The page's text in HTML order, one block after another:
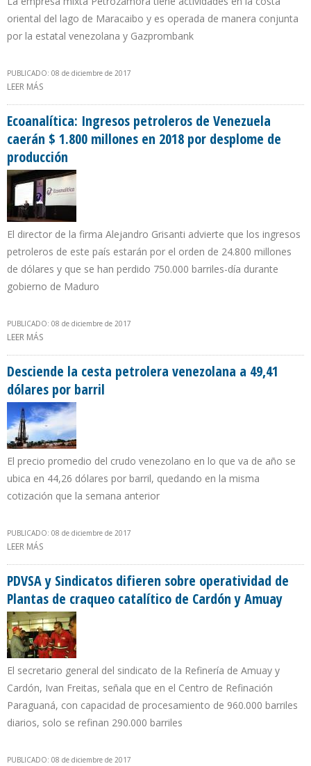
oriental del lago de Maracaibo y es operada de manera conjunta
por la estatal venezolana y Gazprombank
PUBLICADO: 08 de diciembre de 2017
LEER MÁS
Ecoanalítica: Ingresos petroleros de Venezuela
caerán $ 1.800 millones en 2018 por desplome de
producción
El director de la firma Alejandro Grisanti advierte que los ingresos
petroleros de este país estarán por el orden de 24.800 millones
de dólares y que se han perdido 750.000 barriles-día durante
gobierno de Maduro
PUBLICADO: 08 de diciembre de 2017
LEER MÁS
PRODUCCIÓN
Desciende la cesta petrolera venezolana a 49,41
dólares por barril
El precio promedio del crudo venezolano en lo que va de año se
ubica en 44,26 dólares por barril, quedando en la misma
cotización que la semana anterior
PUBLICADO: 08 de diciembre de 2017
LEER MÁS
PDVSA y Sindicatos difieren sobre operatividad de
Plantas de craqueo catalítico de Cardón y Amuay
El secretario general del sindicato de la Refinería de Amuay y
Cardón, Ivan Freitas, señala que en el Centro de Refinación
Paraguaná, con capacidad de procesamiento de 960.000 barriles
diarios, solo se refinan 290.000 barriles
PUBLICADO: 08 de diciembre de 2017